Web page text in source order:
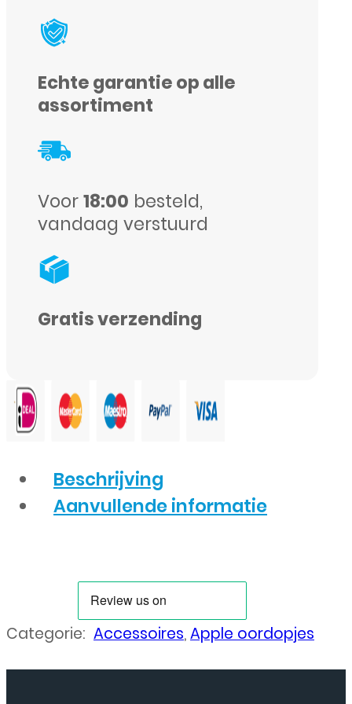
with
3.5mm
Oordopjes
Plug
A1472
Origineel
Service
Echte garantie op alle
assortiment
Voor18:00 besteld,
vandaag verstuurd
Gratis verzending
Beschrijving
Aanvullende informatie
Categorie: Accessoires,Apple oordopjes